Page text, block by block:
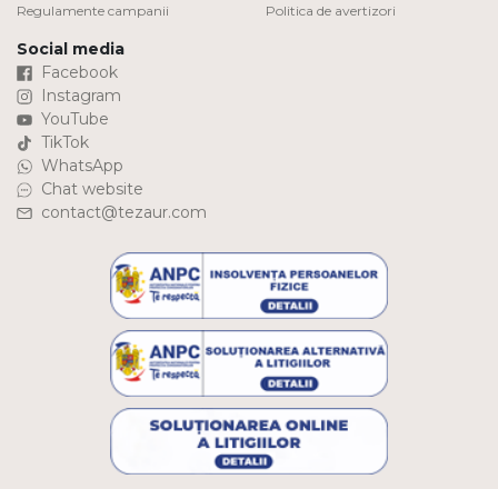
Regulamente campanii
Politica de avertizori
Social media
Facebook
Instagram
YouTube
TikTok
WhatsApp
Chat website
contact@tezaur.com